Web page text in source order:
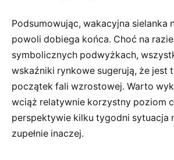
Podsumowując, wakacyjna sielanka
powoli dobiega końca. Choć na
symbolicznych podwyżkach,
wskaźniki rynkowe sugerują, że jest
początek fali wzrostowej. Warto
wciąż relatywnie korzystny poziom
perspektywie kilku tygodni sytuacja
zupełnie inaczej.